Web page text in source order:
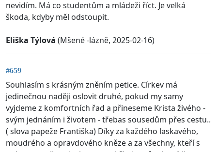
nevidím. Má co studentům a mládeži říct. Je velká
škoda, kdyby měl odstoupit.
Eliška Týlová (Mšené -lázně, 2025-02-16)
#659
Souhlasím s krásným zněním petice. Církev má
jedinečnou naději oslovit druhé, pokud my samy
vyjdeme z komfortních řad a přineseme Krista živého -
svým jednáním i životem - třebas sousedům přes cestu..
( slova papeže Františka) Díky za každého laskavého,
moudrého a opravdového kněze a za všechny, kteří s